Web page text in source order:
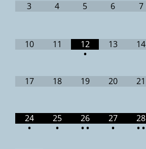
3 4 5 6 7
10 11
12
•
13 14
17 18 19 20 21
24
•
25
•
26
••
27
•
28
••